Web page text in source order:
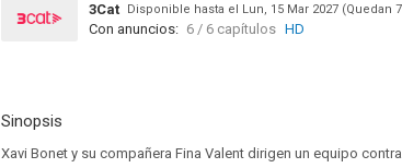
3Cat Disponible hasta el Lun, 15 Mar 2027 (Quedan
Con anuncios: 6 / 6 capítulos HD
Sinopsis
Xavi Bonet y su compañera Fina Valent dirigen un equipo